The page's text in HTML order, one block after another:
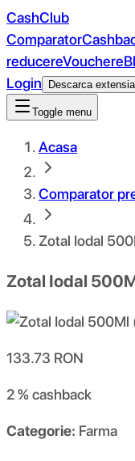
CashClub
Comparator
reducereVouchere
Login
Descarca extensia
Toggle menu
Acasa
Comparator
Zotal Iodal
Zotal Iodal
133.73 RON
2 %cashback
Categorie: Farma